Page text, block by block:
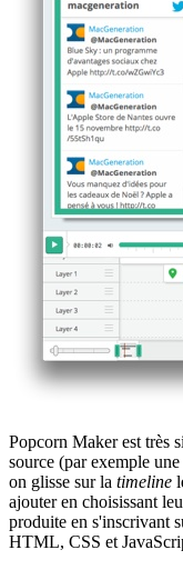
Popcorn Maker est très
source (par exemple
on glisse sur la timeline
ajouter en choisissant
produite en s'inscrivant
HTML, CSS et